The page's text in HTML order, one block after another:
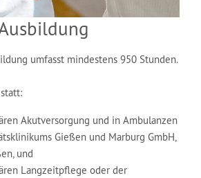
umfasst mindestens 950 Stunden.
Akutversorgung und in Ambulanzen
Gießen und Marburg GmbH,
und
Langzeitpflege oder der